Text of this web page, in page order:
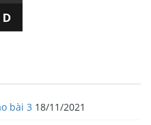
bài 3 18/11/2021